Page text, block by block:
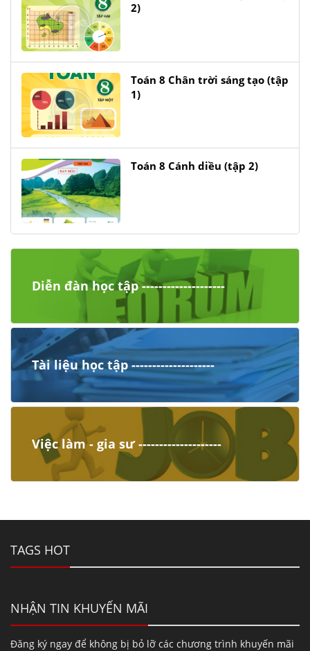
2)
Toán 8 Chân trời sáng tạo (tập
1)
Toán 8 Cánh diều (tập 2)
Diễn đàn học tập --------------------
Tài liệu học tập --------------------
Việc làm - gia sư --------------------
TAGS HOT
NHẬN TIN KHUYẾN MÃI
Đăng ký ngay để không bị bỏ lỡ các chương trình khuyến mãi